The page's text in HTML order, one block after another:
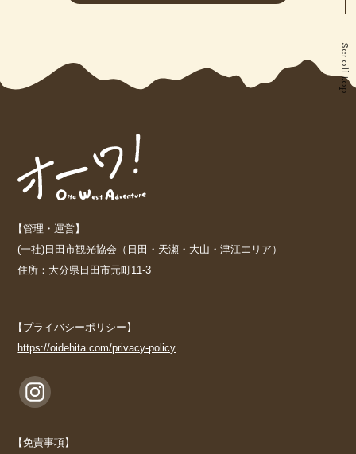
Scroll top
【管理・運営】
(一社)日田市観光協会（日田・天瀬・大山・津江エリア）
住所：大分県日田市元町11-3
【プライバシーポリシー】
https://oidehita.com/privacy-policy
【免責事項】